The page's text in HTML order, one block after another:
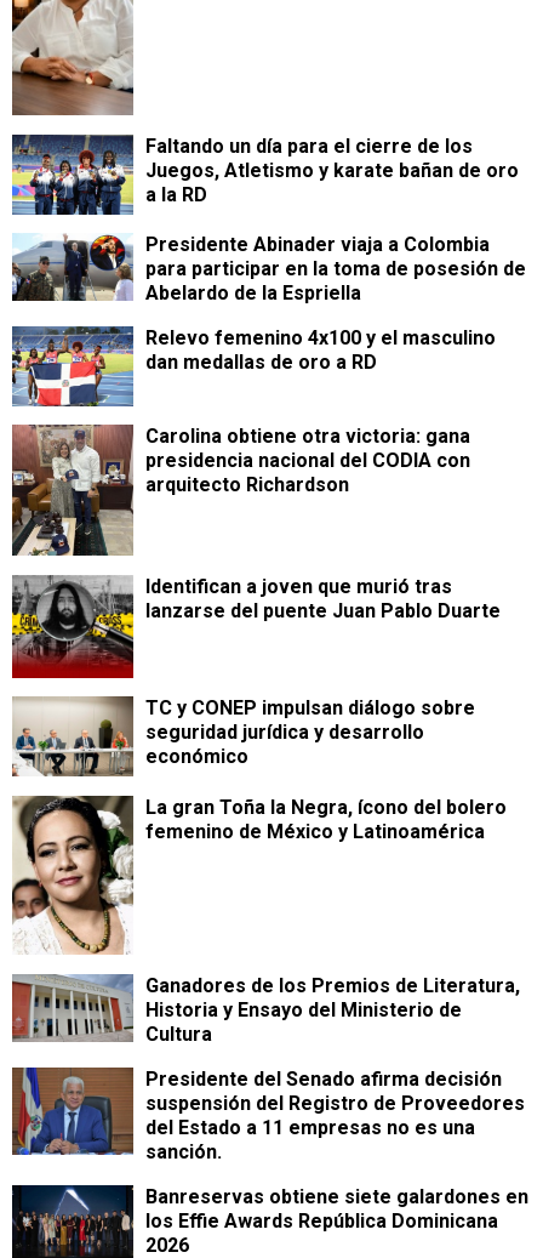
Faltando un día para el cierre de los
Juegos, Atletismo y karate bañan de oro
a la RD
Presidente Abinader viaja a Colombia
para participar en la toma de posesión de
Abelardo de la Espriella
Relevo femenino 4x100 y el masculino
dan medallas de oro a RD
Carolina obtiene otra victoria: gana
presidencia nacional del CODIA con
arquitecto Richardson
Identifican a joven que murió tras
lanzarse del puente Juan Pablo Duarte
TC y CONEP impulsan diálogo sobre
seguridad jurídica y desarrollo
económico
La gran Toña la Negra, ícono del bolero
femenino de México y Latinoamérica
Ganadores de los Premios de Literatura,
Historia y Ensayo del Ministerio de
Cultura
Presidente del Senado afirma decisión
suspensión del Registro de Proveedores
del Estado a 11 empresas no es una
sanción.
Banreservas obtiene siete galardones en
los Effie Awards República Dominicana
2026